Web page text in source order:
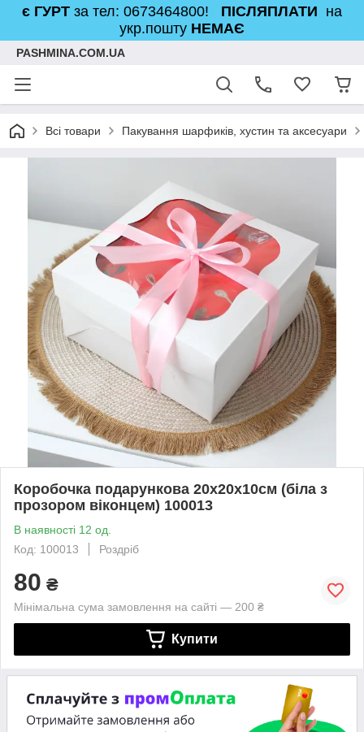
є ГУРТ за тел: 0673464800! ПІСЛЯПЛАТИ на
укр.пошту НЕМАЄ
PASHMINA.COM.UA
Всі товари Пакування шарфиків, хустин та аксесуари
Коробочка подарункова 20х20х10см (біла з
прозором віконцем) 100013
В наявності 12 од.
Код: 100013
Роздріб
80 ₴
Мінімальна сума замовлення на сайті — 200 ₴
Купити